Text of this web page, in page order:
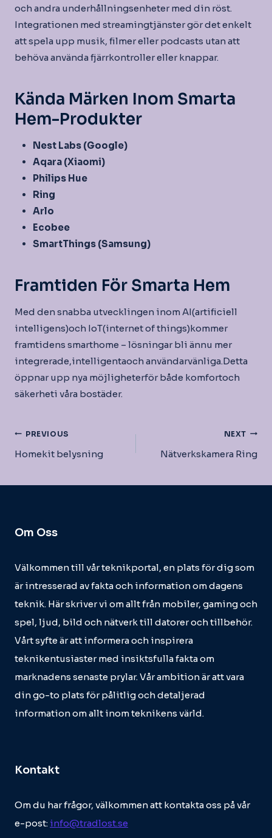
och andra underhållningsenheter med din röst.
Integrationen med streamingtjänster gör det enkelt
att spela upp musik, filmer eller podcasts utan att
behöva använda fjärrkontroller eller knappar.
Kända Märken Inom Smarta
Hem-Produkter
Nest Labs (Google)
Aqara (Xiaomi)
Philips Hue
Ring
Arlo
Ecobee
SmartThings (Samsung)
Framtiden För Smarta Hem
Med den snabba utvecklingen inom AI(artificiell
intelligens)och IoT(internet of things)kommer
framtidens smarthome – lösningar bli ännu mer
integrerade,intelligentaoch användarvänliga.Detta
öppnar upp nya möjligheterför både komfortoch
säkerheti våra bostäder.
Inläggsnavigering
PREVIOUS
Homekit belysning
NEXT
Nätverkskamera Ring
Om Oss
Välkommen till vår teknikportal, en plats för dig som
är intresserad av fakta och information om dagens
teknik. Här skriver vi om allt från mobiler, gaming och
spel, ljud, bild och nätverk till datorer och tillbehör.
Vårt syfte är att informera och inspirera
teknikentusiaster med insiktsfulla fakta om
marknadens senaste prylar. Vår ambition är att vara
din go-to plats för pålitlig och detaljerad
information om allt inom teknikens värld.
Kontakt
Om du har frågor, välkommen att kontakta oss på vår
e-post: info@tradlost.se